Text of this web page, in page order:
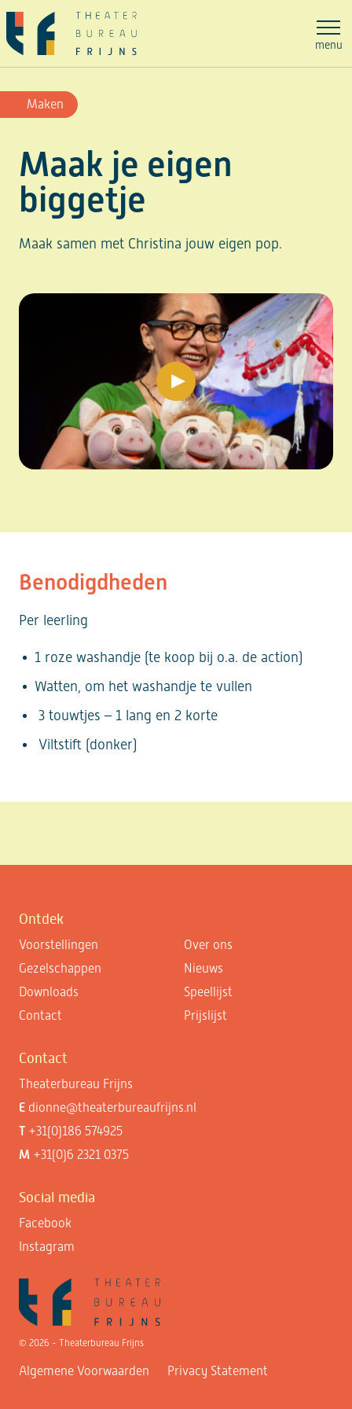
Ga
naar
de
inhoud
menu
Maak je eigen
biggetje
Maak samen met Christina jouw eigen pop.
Maken
play video
Benodigdheden
Per leerling
1 roze washandje (te koop bij o.a. de action)
Watten, om het washandje te vullen
3 touwtjes – 1 lang en 2 korte
Viltstift (donker)
Ontdek
Voorstellingen
Over ons
Gezelschappen
Nieuws
Downloads
Speellijst
Contact
Prijslijst
Contact
Theaterbureau Frijns
E dionne@theaterbureaufrijns.nl
T +31(0)186 574925
M +31(0)6 2321 0375
Social media
Facebook
Instagram
© 2026 - Theaterbureau Frijns
Algemene Voorwaarden Privacy Statement